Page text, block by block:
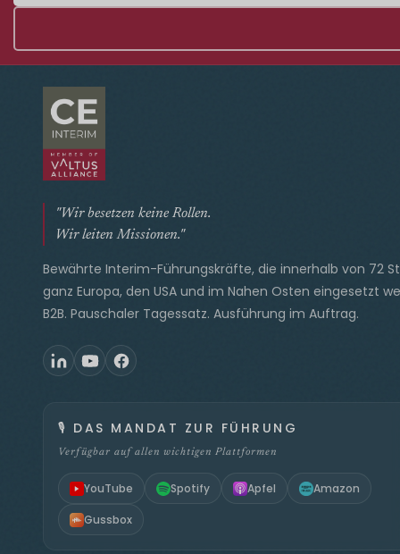
"Wir besetzen keine Rollen.
Wir leiten Missionen."
Bewährte Interim-Führungskräfte, die innerhalb von 72
ganz Europa, den USA und im Nahen Osten eingesetzt
B2B. Pauschaler Tagessatz. Ausführung im Auftrag.
🎙️ DAS MANDAT ZUR FÜHRUNG
Verfügbar auf allen wichtigen Plattformen
YouTube Spotify Apfel Amazon
Gussbox